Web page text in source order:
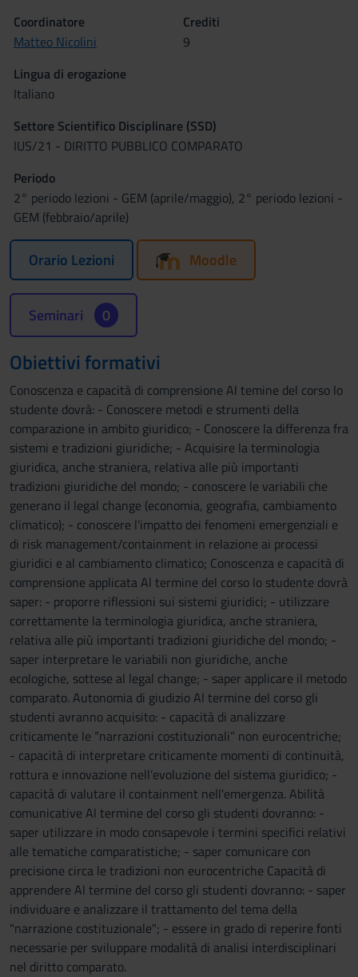
Coordinatore
Matteo Nicolini
Crediti
9
Lingua di erogazione
Italiano
Settore Scientifico Disciplinare (SSD)
IUS/21 - DIRITTO PUBBLICO COMPARATO
Periodo
2° periodo lezioni - GEM (aprile/maggio), 2° periodo lezioni -
GEM (febbraio/aprile)
Orario Lezioni Moodle
Seminari 0
Obiettivi formativi
Conoscenza e capacità di comprensione Al temine del corso lo
studente dovrà: - Conoscere metodi e strumenti della
comparazione in ambito giuridico; - Conoscere la differenza fra
sistemi e tradizioni giuridiche; - Acquisire la terminologia
giuridica, anche straniera, relativa alle più importanti
tradizioni giuridiche del mondo; - conoscere le variabili che
generano il legal change (economia, geografia, cambiamento
climatico); - conoscere l'impatto dei fenomeni emergenziali e
di risk management/containment in relazione ai processi
giuridici e al cambiamento climatico; Conoscenza e capacità di
comprensione applicata Al termine del corso lo studente dovrà
saper: - proporre riflessioni sui sistemi giuridici; - utilizzare
correttamente la terminologia giuridica, anche straniera,
relativa alle più importanti tradizioni giuridiche del mondo; -
saper interpretare le variabili non giuridiche, anche
ecologiche, sottese al legal change; - saper applicare il metodo
comparato. Autonomia di giudizio Al termine del corso gli
studenti avranno acquisito: - capacità di analizzare
criticamente le “narrazioni costituzionali” non eurocentriche;
- capacità di interpretare criticamente momenti di continuità,
rottura e innovazione nell’evoluzione del sistema giuridico; -
capacità di valutare il containment nell'emergenza. Abilità
comunicative Al termine del corso gli studenti dovranno: -
saper utilizzare in modo consapevole i termini specifici relativi
alle tematiche comparatistiche; - saper comunicare con
precisione circa le tradizioni non eurocentriche Capacità di
apprendere Al termine del corso gli studenti dovranno: - saper
individuare e analizzare il trattamento del tema della
"narrazione costituzionale"; - essere in grado di reperire fonti
necessarie per sviluppare modalità di analisi interdisciplinari
nel diritto comparato.